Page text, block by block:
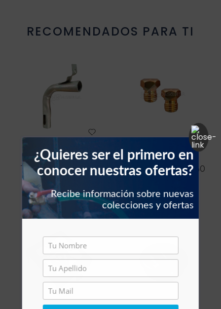
RECOMENDADOS PARA TI
DURAGAS
Tubo de cocina fino
INDURAMA
Ciclor de cocina n. 60
Sensores vehículos
Válvulas vehículos
Switch vehículos
¿Quieres ser el primero en
conocer nuestras ofertas?
Recibe información sobre nuevas
colecciones y ofertas